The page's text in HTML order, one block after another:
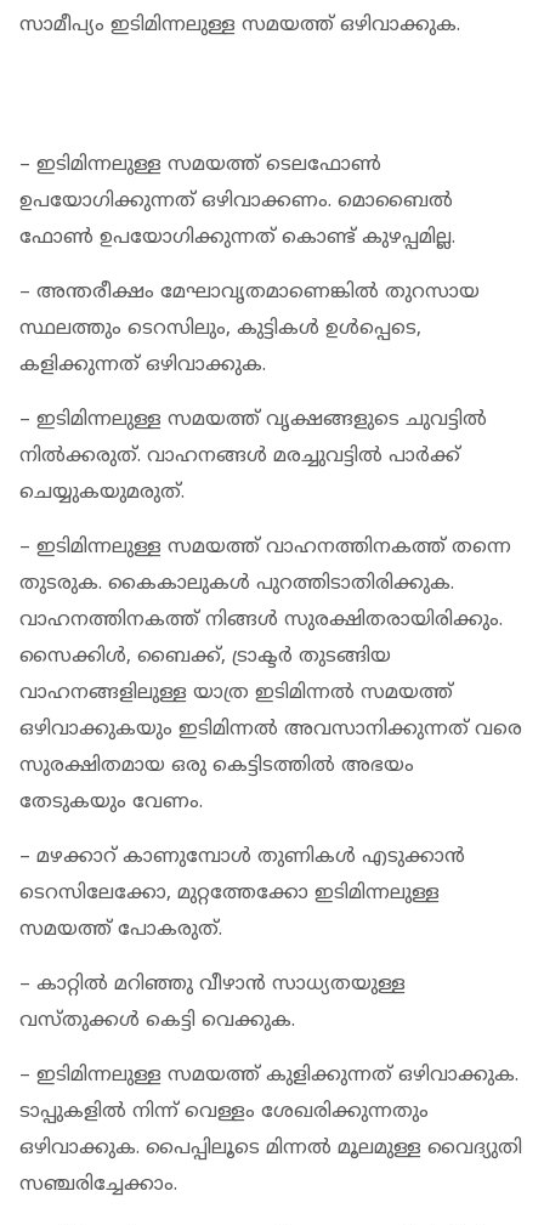
സാമീപ്യം ഇടിമിന്നലുള്ള സമയത്ത് ഒഴിവാക്കുക.
– ഇടിമിന്നലുള്ള സമയത്ത് ടെലഫോൺ
ഉപയോഗിക്കുന്നത് ഒഴിവാക്കണം. മൊബൈൽ
ഫോൺ ഉപയോഗിക്കുന്നത് കൊണ്ട് കുഴപ്പമില്ല.
– അന്തരീക്ഷം മേഘാവൃതമാണെങ്കിൽ തുറസായ
സ്ഥലത്തും ടെറസിലും, കുട്ടികൾ ഉൾപ്പെടെ,
കളിക്കുന്നത് ഒഴിവാക്കുക.
– ഇടിമിന്നലുള്ള സമയത്ത് വൃക്ഷങ്ങളുടെ ചുവട്ടിൽ
നിൽക്കരുത്‌. വാഹനങ്ങൾ മരച്ചുവട്ടിൽ പാർക്ക്
ചെയ്യുകയുമരുത്.
– ഇടിമിന്നലുള്ള സമയത്ത് വാഹനത്തിനകത്ത് തന്നെ
തുടരുക. കൈകാലുകൾ പുറത്തിടാതിരിക്കുക.
വാഹനത്തിനകത്ത് നിങ്ങൾ സുരക്ഷിതരായിരിക്കും.
സൈക്കിൾ, ബൈക്ക്, ട്രാക്ടർ തുടങ്ങിയ
വാഹനങ്ങളിലുള്ള യാത്ര ഇടിമിന്നൽ സമയത്ത്
ഒഴിവാക്കുകയും ഇടിമിന്നൽ അവസാനിക്കുന്നത് വരെ
സുരക്ഷിതമായ ഒരു കെട്ടിടത്തിൽ അഭയം
തേടുകയും വേണം.
– മഴക്കാറ് കാണുമ്പോൾ തുണികൾ എടുക്കാൻ
ടെറസിലേക്കോ, മുറ്റത്തേക്കോ ഇടിമിന്നലുള്ള
സമയത്ത് പോകരുത്.
– കാറ്റിൽ മറിഞ്ഞു വീഴാൻ സാധ്യതയുള്ള
വസ്തുക്കൾ കെട്ടി വെക്കുക.
– ഇടിമിന്നലുള്ള സമയത്ത് കുളിക്കുന്നത്‌ ഒഴിവാക്കുക.
ടാപ്പുകളിൽ നിന്ന് വെള്ളം ശേഖരിക്കുന്നതും
ഒഴിവാക്കുക. പൈപ്പിലൂടെ മിന്നൽ മൂലമുള്ള വൈദ്യുതി
സഞ്ചരിച്ചേക്കാം.